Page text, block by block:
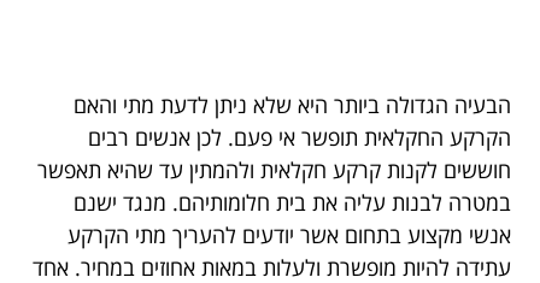
הבעיה הגדולה ביותר היא שלא ניתן לדעת מתי והאם
הקרקע החקלאית תופשר אי פעם. לכן אנשים רבים
חוששים לקנות קרקע חקלאית ולהמתין עד שהיא תאפשר
במטרה לבנות עליה את בית חלומותיהם. מנגד ישנם
אנשי מקצוע בתחום אשר יודעים להעריך מתי הקרקע
עתידה להיות מופשרת ולעלות במאות אחוזים במחיר. אחד